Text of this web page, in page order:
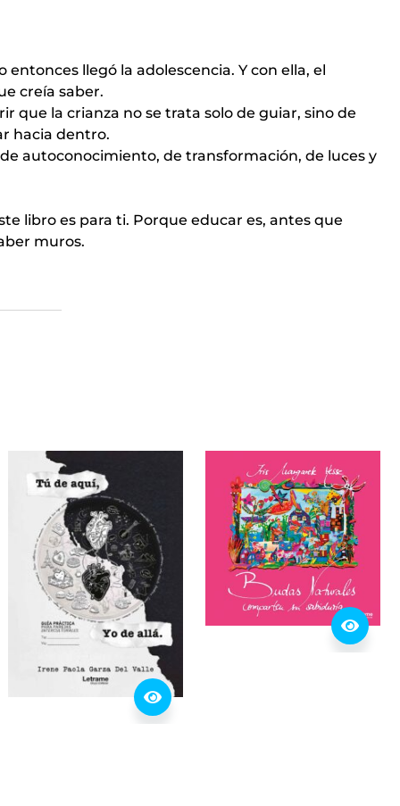
llegó la adolescencia. Y con ella, el
creía saber.
que la crianza no se trata solo de guiar, sino de
hacia dentro.
autoconocimiento, de transformación, de luces y
libro es para ti. Porque educar es, antes que
muros.